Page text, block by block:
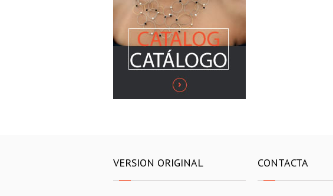
VERSION ORIGINAL CONTACTA